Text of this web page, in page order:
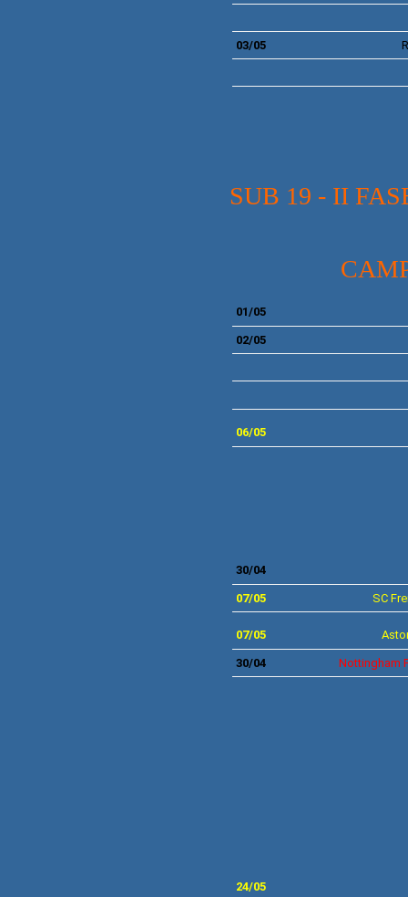
03/05
SUB 19 - II
01/05
02/05
06/05
30/04
07/05 SC
07/05
30/04 Nottingham
24/05